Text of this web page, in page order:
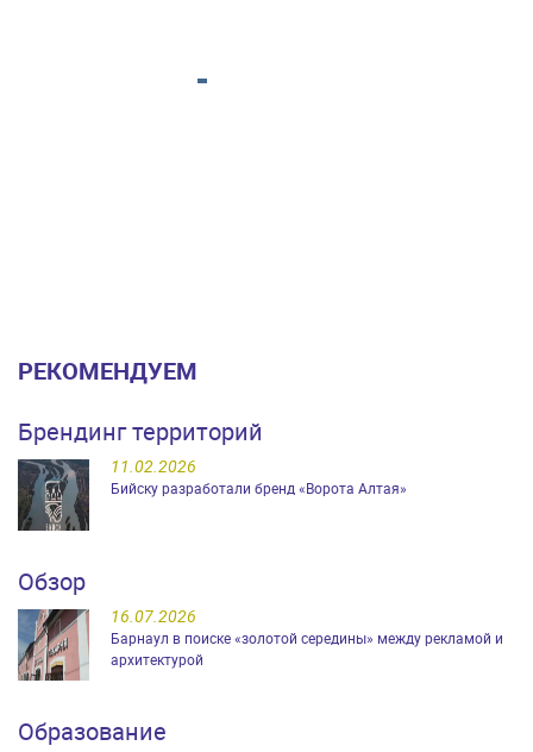
РЕКОМЕНДУЕМ
Брендинг территорий
11.02.2026
Бийску разработали бренд «Ворота Алтая»
Обзор
16.07.2026
Барнаул в поиске «золотой середины» между рекламой и
архитектурой
Образование